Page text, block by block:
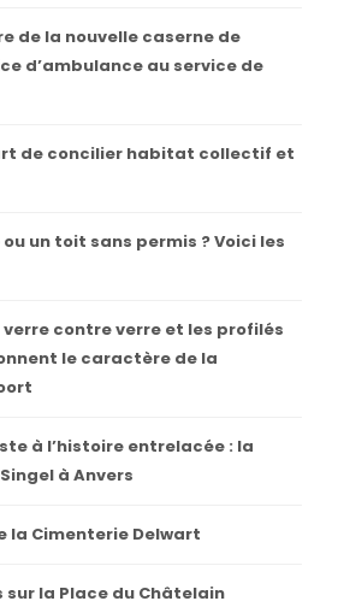
de la nouvelle caserne de
d’ambulance au service de
de concilier habitat collectif et
un toit sans permis ? Voici les
contre verre et les profilés
le caractère de la
à l’histoire entrelacée : la
à Anvers
la Cimenterie Delwart
sur la Place du Châtelain